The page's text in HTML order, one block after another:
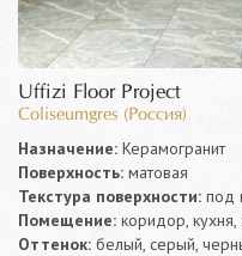
Uffizi Floor Project
Coliseumgres (Россия)
Назначение: Керамогранит
Поверхность: матовая
Текстура поверхности: под
Помещение: коридор, кухня,
Оттенок: белый, серый,